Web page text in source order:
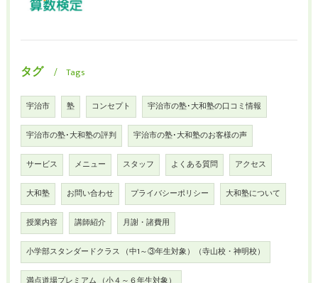
タグ Tags
宇治市 塾 コンセプト 宇治市の塾･大和塾の口コミ情報
宇治市の塾･大和塾の評判 宇治市の塾･大和塾のお客様の声
サービス メニュー スタッフ よくある質問 アクセス
大和塾 お問い合わせ プライバシーポリシー 大和塾について
授業内容 講師紹介 月謝・諸費用
小学部スタンダードクラス （中1～③年生対象）（寺山校・神明校）